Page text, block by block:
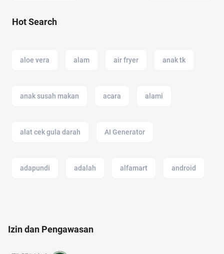
Hot Search
aloe vera alam air fryer anak tk
anak susah makan acara alami
alat cek gula darah AI Generator
adapundi adalah alfamart android
Izin dan Pengawasan